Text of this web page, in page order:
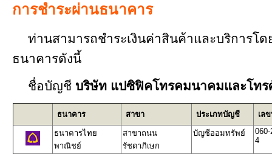
การชำระผ่านธนาคาร
ท่านสามารถชำระเงินค่าสินค้าและบริการโด
ธนาคารดังนี้
ชื่อบัญชี บริษัท แปซิฟิคโทรคมนาคมและโท
ธนาคาร สาขา ประเภทบัญชี เล
ธนาคารไทย
พาณิชย์
สาขาถนน
รัชดาภิเษก
บัญชีออมทรัพย์
060-
4